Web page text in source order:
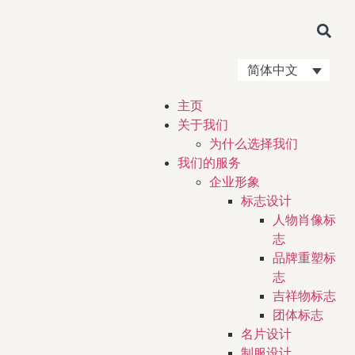
简体中文
主页
关于我们
为什么选择我们
我们的服务
企业形象
标志设计
人物肖像标
志
品牌重塑标
志
吉祥物标志
团体标志
名片设计